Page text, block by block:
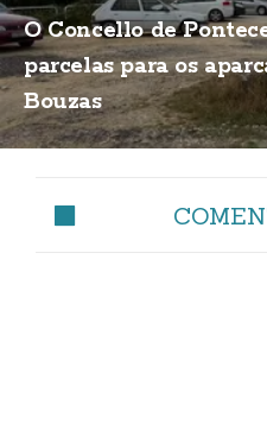
O Concello de
parcelas para os
Bouzas